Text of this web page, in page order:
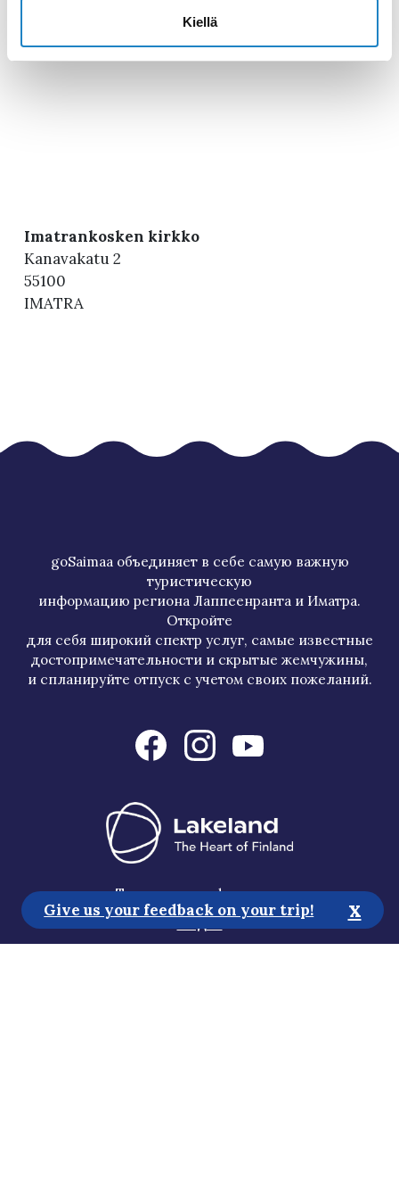
Kiellä
Imatrankosken kirkko
Kanavakatu 2
55100
IMATRA
goSaimaa объединяет в себе самую важную
туристическую
информацию региона Лаппеенранта и Иматра.
Откройте
для себя широкий спектр услуг, самые известные
достопримечательности и скрытые жемчужины,
и спланируйте отпуск с учетом своих пожеланий.
Туристская информация
Give us your feedback on your trip! x